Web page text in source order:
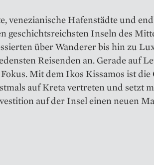
venezianische Hafenstädte und
geschichtsreichsten Inseln des
über Wanderer bis hin zu
Reisenden an. Gerade auf
Mit dem Ikos Kissamos ist die
auf Kreta vertreten und setzt
auf der Insel einen neuen